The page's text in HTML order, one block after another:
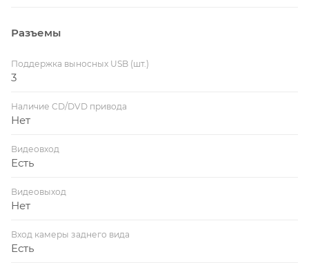
Разъемы
Поддержка выносных USB (шт.)
3
Наличие CD/DVD привода
Нет
Видеовход
Есть
Видеовыход
Нет
Вход камеры заднего вида
Есть